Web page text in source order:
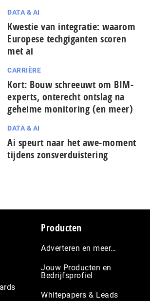
DATA & AI
Kwestie van integratie: waarom
Europese tech­gi­gan­ten scoren
met ai
CARRIÈRE
Kort: Bouw schreeuwt om BIM-
experts, onterecht ontslag na
geheime monitoring (en meer)
DATA & AI
Ai speurt naar het awe-moment
tijdens zonsverduistering
Producten
Adverteren en meer…
Jouw Producten en
Bedrijfsprofiel
Whitepapers & Leads